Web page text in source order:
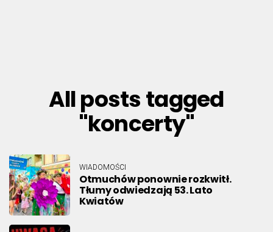
All posts tagged
"koncerty"
WIADOMOŚCI
Otmuchów ponownie rozkwitł.
Tłumy odwiedzają 53. Lato
Kwiatów